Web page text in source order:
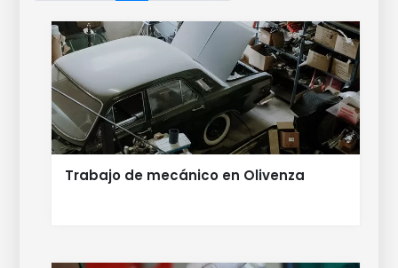
Trabajo de mecánico en Olivenza